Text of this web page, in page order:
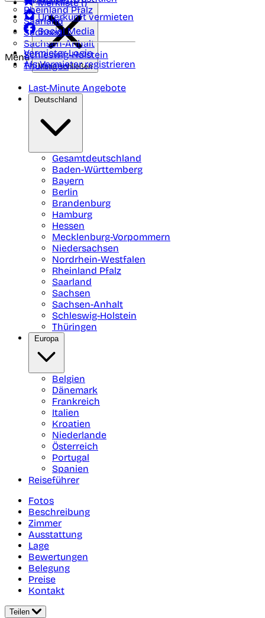
Rheinland Pfalz
Saarland
Sachsen
Sachsen-Anhalt
Schleswig-Holstein
Thüringen
Merkliste ()
Unterkunft vermieten
Social Media
Vermieter-Login
Als Vermieter registrieren
Menü
Menü schließen
Last-Minute Angebote
Deutschland
Gesamtdeutschland
Baden-Württemberg
Bayern
Berlin
Brandenburg
Hamburg
Hessen
Mecklenburg-Vorpommern
Niedersachsen
Nordrhein-Westfalen
Rheinland Pfalz
Saarland
Sachsen
Sachsen-Anhalt
Schleswig-Holstein
Thüringen
Europa
Belgien
Dänemark
Frankreich
Italien
Kroatien
Niederlande
Österreich
Portugal
Spanien
Reiseführer
Fotos
Beschreibung
Zimmer
Ausstattung
Lage
Bewertungen
Belegung
Preise
Kontakt
Teilen